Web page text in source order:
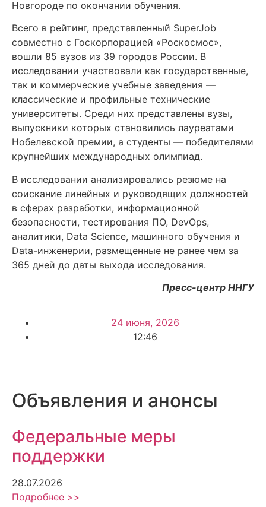
Новгороде по окончании обучения.
Всего в рейтинг, представленный SuperJob
совместно с Госкорпорацией «Роскосмос»,
вошли 85 вузов из 39 городов России. В
исследовании участвовали как государственные,
так и коммерческие учебные заведения —
классические и профильные технические
университеты. Среди них представлены вузы,
выпускники которых становились лауреатами
Нобелевской премии, а студенты — победителями
крупнейших международных олимпиад.
В исследовании анализировались резюме на
соискание линейных и руководящих должностей
в сферах разработки, информационной
безопасности, тестирования ПО, DevOps,
аналитики, Data Science, машинного обучения и
Data-инженерии, размещенные не ранее чем за
365 дней до даты выхода исследования.
Пресс-центр ННГУ
24 июня, 2026
12:46
Объявления и анонсы
Федеральные меры
поддержки
28.07.2026
Подробнее >>